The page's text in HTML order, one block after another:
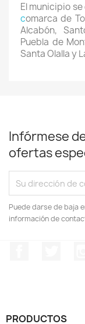
El municipio
comarca de
Alcabón,
Puebla de
Santa Olalla y
Infórmese
ofertas
Puede darse de baja
información de
PRODUCTOS